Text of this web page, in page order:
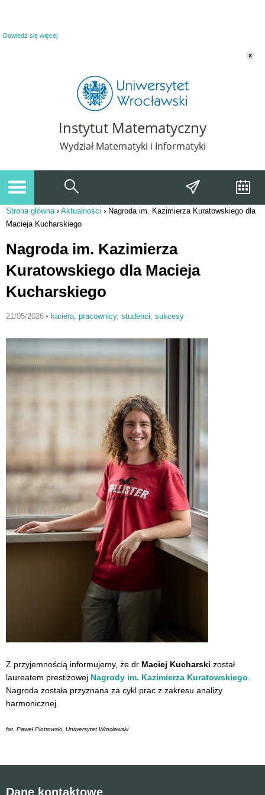
Dowiedz się więcej
x
Instytut Matematyczny
Wydział Matematyki i Informatyki
Jesteś tutaj
Strona główna› Aktualności › Nagroda im. Kazimierza Kuratowskiego dla
Macieja Kucharskiego
Nagroda im. Kazimierza
Kuratowskiego dla Macieja
Kucharskiego
21/05/2026 • kariera, pracownicy, studenci, sukcesy
Z przyjemnością informujemy, że dr Maciej Kucharski został
laureatem prestiżowej Nagrody im. Kazimierza Kuratowskiego
Nagroda została przyznana za cykl prac z zakresu analizy
harmonicznej.
fot. Paweł Piotrowski, Uniwersytet Wrocławski
Dane kontaktowe